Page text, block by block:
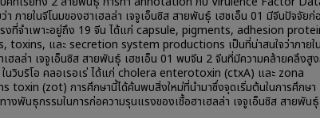
ภายในจีโนมของฮาเฮลล่า เจจูเอ็นซิส สายพันธุ์ เฮชเอ็น 01 มีจีนปัจจัยก่อ
งที่จำเพาะอยู่ถึง 19 จีน ได้แก่ capsule, pigments, adhesion
toxins, และ secretion system productions เป็นที่น่าสนใจว่าภายใ
เฮลล่า เจจูเอ็นซิส สายพันธุ์ เฮชเอ็น 01 พบจีน 2 จีนที่มีความคล้ายคลึงสู
นวิบริโอ คลอเรอเร่ ได้แก่ cholera enterotoxin (ctxA) และ zona
toxin (zot) การศึกษานี้ได้ค้นพบสิ่งใหม่ที่นำมาซึ่งจุดเริ่มต้นในการศึกษา
งพันธุกรรมในการก่อความรุนแรงของเชื้อฮาเฮลล่า เจจูเอ็นซิส สายพันธุ์